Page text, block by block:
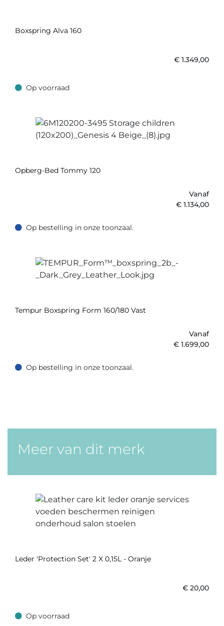
Boxspring Alva 160
€ 1.349,00
Op voorraad
Op voorraad
Opberg-Bed Tommy 120
Vanaf
€ 1.134,00
Op bestelling in onze toonzaal.
Op bestelling in onze toonzaal.
Tempur Boxspring Form 160/180 Vast
Vanaf
€ 1.699,00
Op bestelling in onze toonzaal.
Op bestelling in onze toonzaal.
Meer van dit merk
Leder 'Protection Set' 2 X 0,15L - Oranje
€ 20,00
Op voorraad
Op voorraad